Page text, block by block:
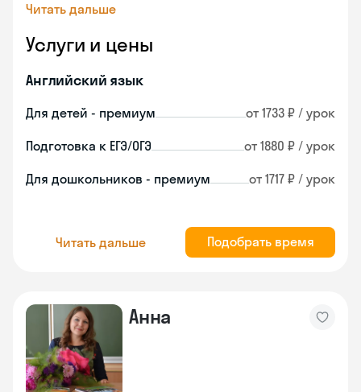
Читать дальше
Услуги и цены
Английский язык
Для детей - премиум от 1733 ₽ / урок
Подготовка к ЕГЭ/ОГЭ от 1880 ₽ / урок
Для дошкольников - премиум от 1717 ₽ / урок
Читать дальше Подобрать время
Анна